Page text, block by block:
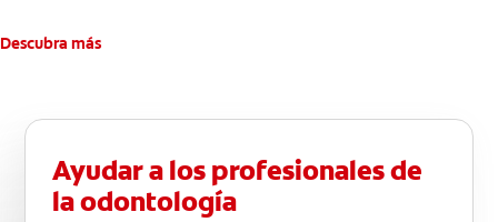
Descubra más
Ayudar a los profesionales de
la odontología